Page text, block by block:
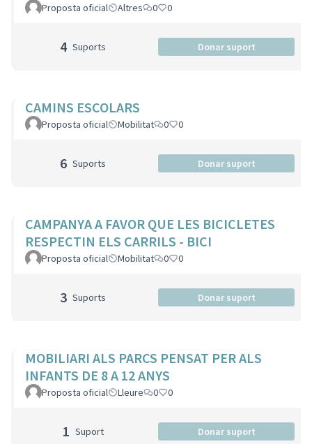
Proposta oficial Altres 0 0
4 Suports Donar suport
CAMINS ESCOLARS
Proposta oficial Mobilitat 0 0
6 Suports Donar suport
CAMPANYA A FAVOR QUE LES BICICLETES
RESPECTIN ELS CARRILS - BICI
Proposta oficial Mobilitat 0 0
3 Suports Donar suport
MOBILIARI ALS PARCS PENSAT PER ALS
INFANTS DE 8 A 12 ANYS
Proposta oficial Lleure 0 0
1 Suport Donar suport